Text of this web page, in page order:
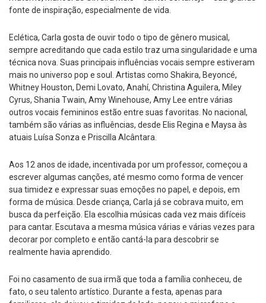
fonte de inspiração, especialmente de vida.
Eclética, Carla gosta de ouvir todo o tipo de gênero musical,
sempre acreditando que cada estilo traz uma singularidade e uma
técnica nova. Suas principais influências vocais sempre estiveram
mais no universo pop e soul. Artistas como Shakira, Beyoncé,
Whitney Houston, Demi Lovato, Anahí, Christina Aguilera, Miley
Cyrus, Shania Twain, Amy Winehouse, Amy Lee entre várias
outros vocais femininos estão entre suas favoritas. No nacional,
também são várias as influências, desde Elis Regina e Maysa às
atuais Luísa Sonza e Priscilla Alcântara.
Aos 12 anos de idade, incentivada por um professor, começou a
escrever algumas canções, até mesmo como forma de vencer
sua timidez e expressar suas emoções no papel, e depois, em
forma de música. Desde criança, Carla já se cobrava muito, em
busca da perfeição. Ela escolhia músicas cada vez mais difíceis
para cantar. Escutava a mesma música várias e várias vezes para
decorar por completo e então cantá-la para descobrir se
realmente havia aprendido.
Foi no casamento de sua irmã que toda a família conheceu, de
fato, o seu talento artístico. Durante a festa, apenas para